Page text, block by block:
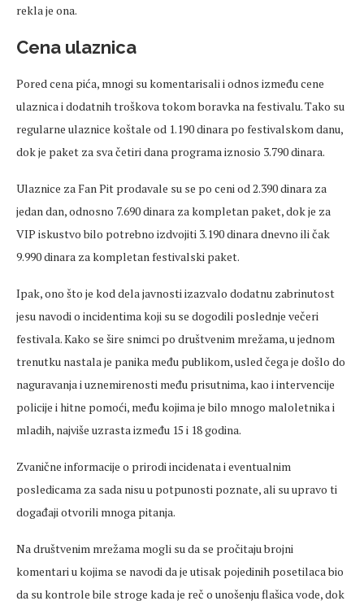
rekla je ona.
Cena ulaznica
Pored cena pića, mnogi su komentarisali i odnos između cene
ulaznica i dodatnih troškova tokom boravka na festivalu. Tako su
regularne ulaznice koštale od 1.190 dinara po festivalskom danu,
dok je paket za sva četiri dana programa iznosio 3.790 dinara.
Ulaznice za Fan Pit prodavale su se po ceni od 2.390 dinara za
jedan dan, odnosno 7.690 dinara za kompletan paket, dok je za
VIP iskustvo bilo potrebno izdvojiti 3.190 dinara dnevno ili čak
9.990 dinara za kompletan festivalski paket.
Ipak, ono što je kod dela javnosti izazvalo dodatnu zabrinutost
jesu navodi o incidentima koji su se dogodili poslednje večeri
festivala. Kako se šire snimci po društvenim mrežama, u jednom
trenutku nastala je panika među publikom, usled čega je došlo do
naguravanja i uznemirenosti među prisutnima, kao i intervencije
policije i hitne pomoći, među kojima je bilo mnogo maloletnika i
mladih, najviše uzrasta između 15 i 18 godina.
Zvanične informacije o prirodi incidenata i eventualnim
posledicama za sada nisu u potpunosti poznate, ali su upravo ti
događaji otvorili mnoga pitanja.
Na društvenim mrežama mogli su da se pročitaju brojni
komentari u kojima se navodi da je utisak pojedinih posetilaca bio
da su kontrole bile stroge kada je reč o unošenju flašica vode, dok